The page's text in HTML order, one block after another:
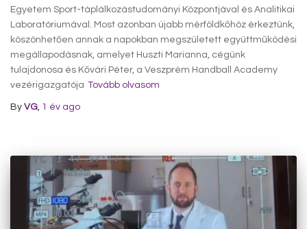
Egyetem Sport-táplálkozástudományi Központjával és Analitikai
Laboratóriumával. Most azonban újabb mérföldkőhöz érkeztünk,
köszönhetően annak a napokban megszületett együttműködési
megállapodásnak, amelyet Huszti Marianna, cégünk
tulajdonosa és Kővári Péter, a Veszprém Handball Academy
vezérigazgatója Tovább olvasom
By VG 1 év ago